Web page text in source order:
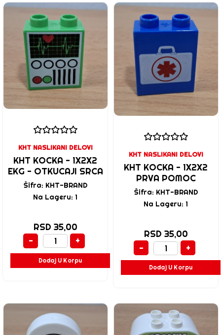
KHT NASLIKANI DELOVI
KHT KOCKA - 1X2X2
EKG - OTKUCAJI SRCA
Šifra: KHT-BRAND
Na Lageru: 1
RSD 35,00
-
+
Dodaj U Korpu
KHT NASLIKANI DELOVI
KHT KOCKA - 1X2X2
PRVA POMOC
Šifra: KHT-BRAND
Na Lageru: 1
RSD 35,00
-
+
Dodaj U Korpu